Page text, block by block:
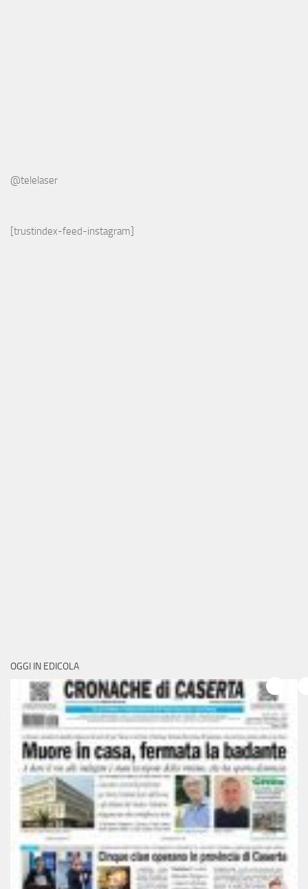
@telelaser
[trustindex-feed-instagram]
OGGI IN EDICOLA